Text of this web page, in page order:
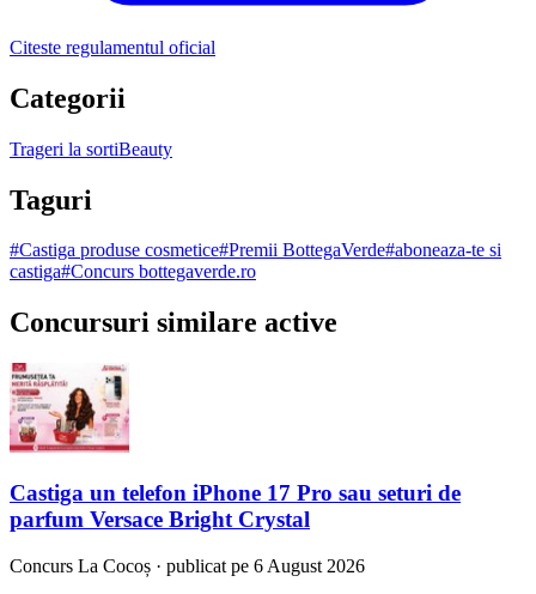
Citeste regulamentul oficial
Categorii
Trageri la sortiBeauty
Taguri
#Castiga produse cosmetice#Premii BottegaVerde#aboneaza-te si
castiga#Concurs bottegaverde.ro
Concursuri similare active
Castiga un telefon iPhone 17 Pro sau seturi de
parfum Versace Bright Crystal
Concurs La Cocoș · publicat pe 6 August 2026